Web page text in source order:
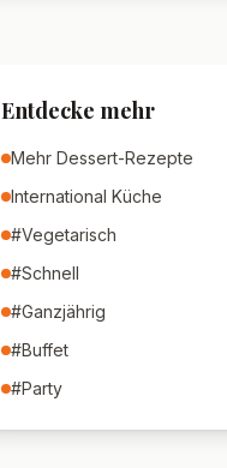
Entdecke mehr
Mehr Dessert-Rezepte
International Küche
#Vegetarisch
#Schnell
#Ganzjährig
#Buffet
#Party